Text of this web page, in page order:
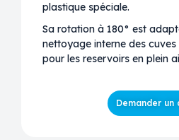
plastique spéciale.
Sa rotation à 180° est
nettoyage interne des
pour les reservoirs en plein
Demander un